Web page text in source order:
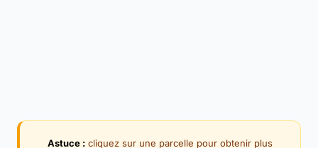
Astuce : cliquez sur une parcelle pour obtenir plus